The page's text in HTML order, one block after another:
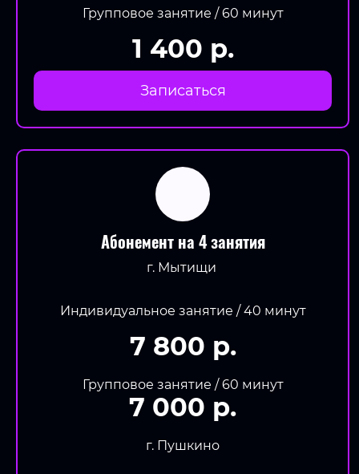
Групповое занятие / 60 минут
1 400 р.
Записаться
Абонемент на 4 занятия
г. Мытищи
Индивидуальное занятие / 40 минут
7 800 р.
Групповое занятие / 60 минут
7 000 р.
г. Пушкино